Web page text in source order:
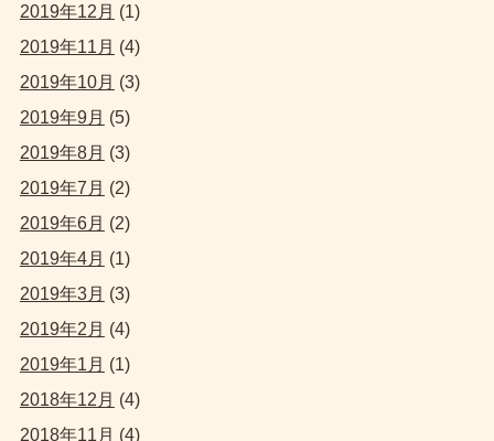
2019年12月 (1)
2019年11月 (4)
2019年10月 (3)
2019年9月 (5)
2019年8月 (3)
2019年7月 (2)
2019年6月 (2)
2019年4月 (1)
2019年3月 (3)
2019年2月 (4)
2019年1月 (1)
2018年12月 (4)
2018年11月 (4)